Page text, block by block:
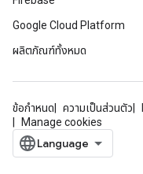
Google Cloud Platform
ผลิตภัณฑ์ทั้งหมด
ข้อกำหนด ความเป็นส่วนตัว
Manage cookies